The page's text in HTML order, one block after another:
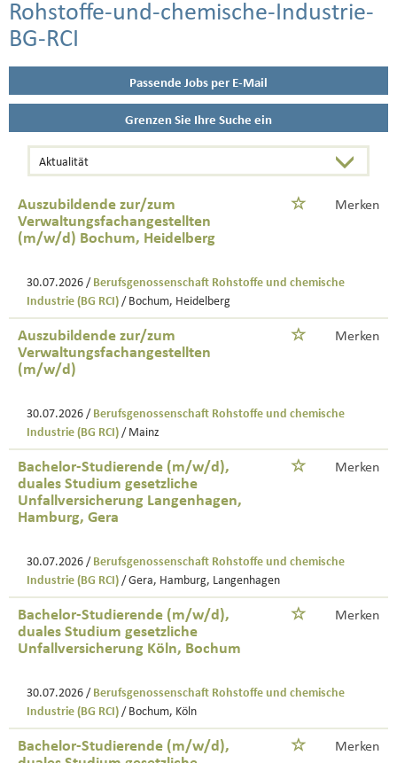
Rohstoffe-und-chemische-Industrie-
BG-RCI
Passende Jobs per E-Mail
Grenzen Sie Ihre Suche ein
Auszubildende zur/zum
Verwaltungsfachangestellten
(m/w/d) Bochum, Heidelberg
Merken
30.07.2026 / Berufsgenossenschaft Rohstoffe und chemische
Industrie (BG RCI) / Bochum, Heidelberg
Auszubildende zur/zum
Verwaltungsfachangestellten
(m/w/d)
Merken
30.07.2026 / Berufsgenossenschaft Rohstoffe und chemische
Industrie (BG RCI) / Mainz
Bachelor-Studierende (m/w/d),
duales Studium gesetzliche
Unfallversicherung Langenhagen,
Hamburg, Gera
Merken
30.07.2026 / Berufsgenossenschaft Rohstoffe und chemische
Industrie (BG RCI) / Gera, Hamburg, Langenhagen
Bachelor-Studierende (m/w/d),
duales Studium gesetzliche
Unfallversicherung Köln, Bochum
Merken
30.07.2026 / Berufsgenossenschaft Rohstoffe und chemische
Industrie (BG RCI) / Bochum, Köln
Bachelor-Studierende (m/w/d),
Merken